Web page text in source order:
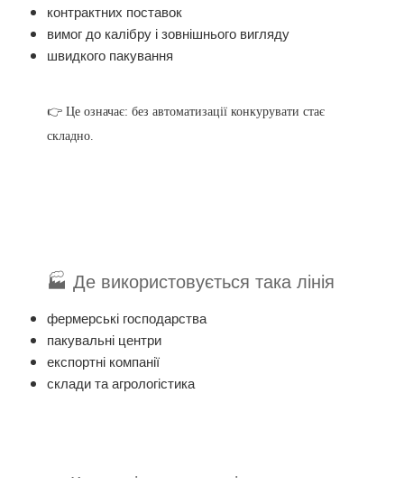
контрактних поставок
вимог до калібру і зовнішнього вигляду
швидкого пакування
👉 Це означає: без автоматизації конкурувати стає
складно.
🏭 Де використовується така лінія
фермерські господарства
пакувальні центри
експортні компанії
склади та агрологістика